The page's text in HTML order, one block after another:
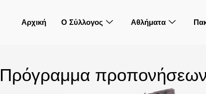
Αρχική Ο Σύλλογος Αθλήματα
Πρόγραμμα προπονήσεων